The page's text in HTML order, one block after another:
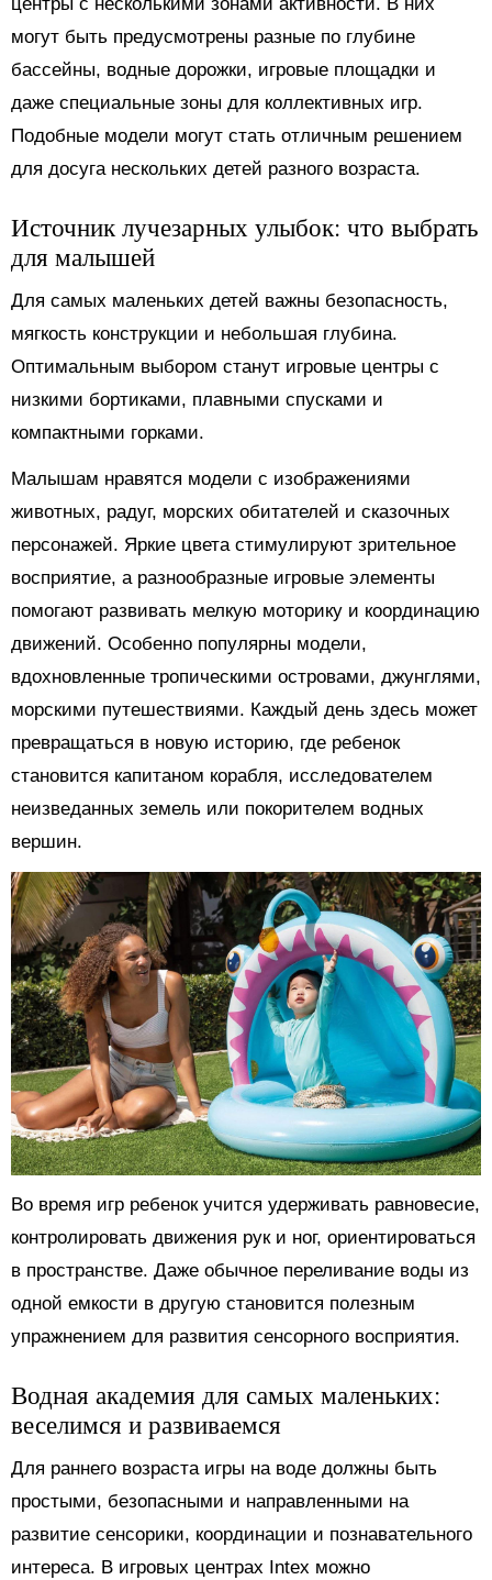
могут быть предусмотрены разные по глубине
бассейны, водные дорожки, игровые площадки и
даже специальные зоны для коллективных игр.
Подобные модели могут стать отличным решением
для досуга нескольких детей разного возраста.
Источник лучезарных улыбок: что выбрать
для малышей
Для самых маленьких детей важны безопасность,
мягкость конструкции и небольшая глубина.
Оптимальным выбором станут игровые центры с
низкими бортиками, плавными спусками и
компактными горками.
Малышам нравятся модели с изображениями
животных, радуг, морских обитателей и сказочных
персонажей. Яркие цвета стимулируют зрительное
восприятие, а разнообразные игровые элементы
помогают развивать мелкую моторику и координацию
движений. Особенно популярны модели,
вдохновленные тропическими островами, джунглями,
морскими путешествиями. Каждый день здесь может
превращаться в новую историю, где ребенок
становится капитаном корабля, исследователем
неизведанных земель или покорителем водных
вершин.
Во время игр ребенок учится удерживать равновесие,
контролировать движения рук и ног, ориентироваться
в пространстве. Даже обычное переливание воды из
одной емкости в другую становится полезным
упражнением для развития сенсорного восприятия.
Водная академия для самых маленьких:
веселимся и развиваемся
Для раннего возраста игры на воде должны быть
простыми, безопасными и направленными на
развитие сенсорики, координации и познавательного
интереса. В игровых центрах Intex можно